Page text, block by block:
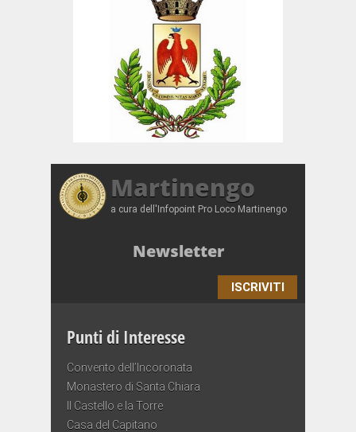
Martinengo
a cura dell'Infopoint Pro Loco Martinengo
Newsletter
ISCRIVITI
Punti di Interesse
Convento dell’Incoronata
Monastero di Santa Chiara
Il Castello e la Torre
Casa del Capitano